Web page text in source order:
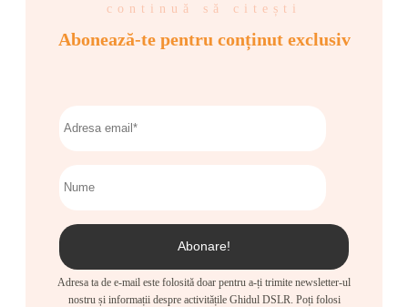
continuă să citești
Abonează-te pentru conținut exclusiv
Adresa ta de e-mail este folosită doar pentru a-ți trimite newsletter-ul
nostru și informații despre activitățile Ghidul DSLR. Poți folosi